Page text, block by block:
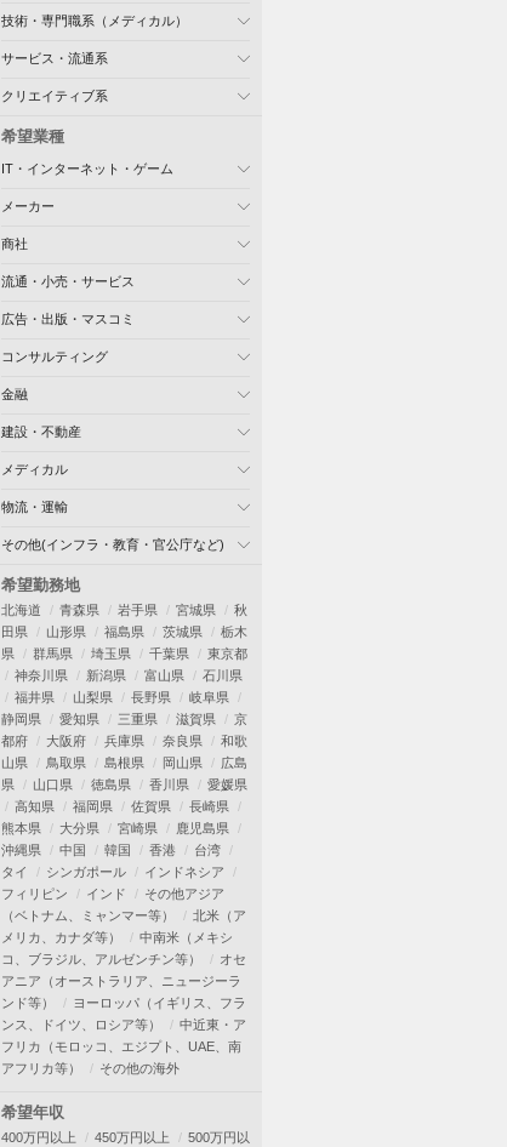
技術・専門職系（メディカル）
サービス・流通系
クリエイティブ系
希望業種
IT・インターネット・ゲーム
メーカー
商社
流通・小売・サービス
広告・出版・マスコミ
コンサルティング
金融
建設・不動産
メディカル
物流・運輸
その他(インフラ・教育・官公庁など)
希望勤務地
北海道 青森県 岩手県 宮城県
秋
田県
山形県 福島県 茨城県
栃木
県
群馬県 埼玉県 千葉県
東京都
神奈川県
新潟県 富山県
石川県
福井県
山梨県 長野県
岐阜県
静岡県
愛知県 三重県 滋賀県
京
都府
大阪府 兵庫県 奈良県
和歌
山県
鳥取県 島根県 岡山県
広島
県
山口県 徳島県 香川県
愛媛県
高知県
福岡県 佐賀県
長崎県
熊本県
大分県 宮崎県
鹿児島県
沖縄県
中国 韓国 香港
台湾
タイ
シンガポール
インドネシア
フィリピン
インド
その他アジア
（ベトナム、ミャンマー等）
北米（ア
メリカ、カナダ等）
中南米（メキシ
コ、ブラジル、アルゼンチン等）
オセ
アニア（オーストラリア、ニュージーラ
ンド等）
ヨーロッパ（イギリス、フラ
ンス、ドイツ、ロシア等）
中近東・ア
フリカ（モロッコ、エジプト、UAE、南
アフリカ等）
その他の海外
希望年収
400万円以上 450万円以上
500万円以